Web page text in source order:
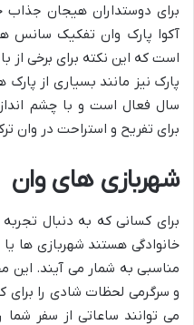
برای دوستداران هیجان جذاب
آکوا پارک وان تفکیک سانس
است که این نکته برای برخی از
پارک نیز مانند بسیاری از
سال فعال است و با چشم
برای تفریح و استراحت در وان
شهربازی های وان
برای کسانی که به دنبال
خانوادگی هستند شهربازی ها
مناسبی به شمار می آیند. این
و سرگرمی لحظات شادی را برای
می توانند ساعاتی از سفر